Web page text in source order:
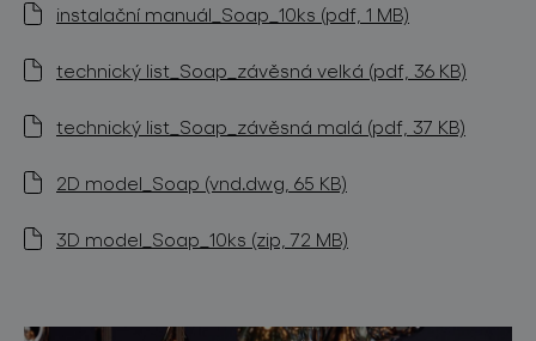
instalační manuál_Soap_10ks (pdf, 1 MB)
technický list_Soap_závěsná velká (pdf, 36 KB)
technický list_Soap_závěsná malá (pdf, 37 KB)
2D model_Soap (vnd.dwg, 65 KB)
3D model_Soap_10ks (zip, 72 MB)